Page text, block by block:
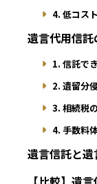
4. 低コス
遺言代用信
1. 信託で
2. 遺留分
3. 相続税
4. 手数料
遺言信託と